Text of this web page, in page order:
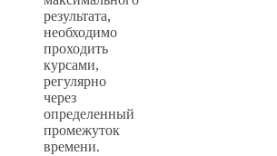
результата,
необходимо
проходить
курсами,
регулярно
через
определенный
промежуток
времени.